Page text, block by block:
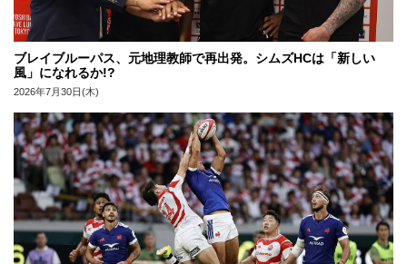
ブレイブルーパス、元地理教師で再出発。シムズHCは「新しい
風」になれるか!?
2026年7月30日(木)